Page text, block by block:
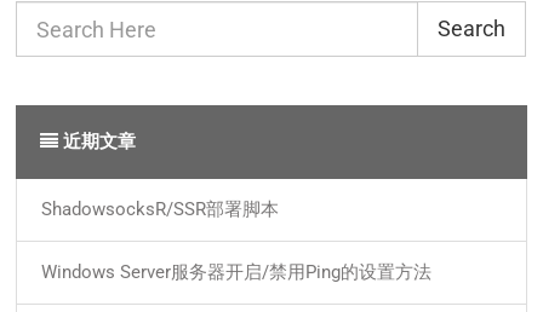
Search
近期文章
ShadowsocksR/SSR部署脚本
Windows Server服务器开启/禁用Ping的设置方法